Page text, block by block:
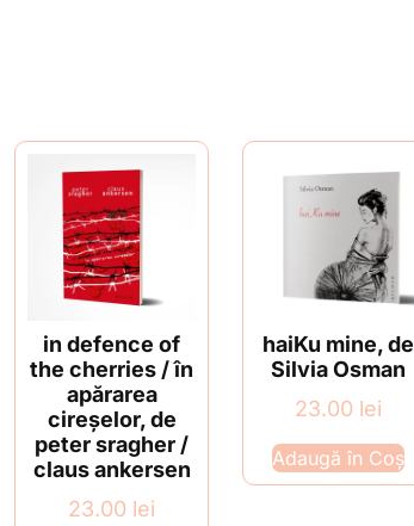
in defence of
the cherries / în
apărarea
cireșelor, de
peter sragher /
claus ankersen
23.00 lei
haiKu mine, de
Silvia Osman
23.00 lei
Adaugă în Coș